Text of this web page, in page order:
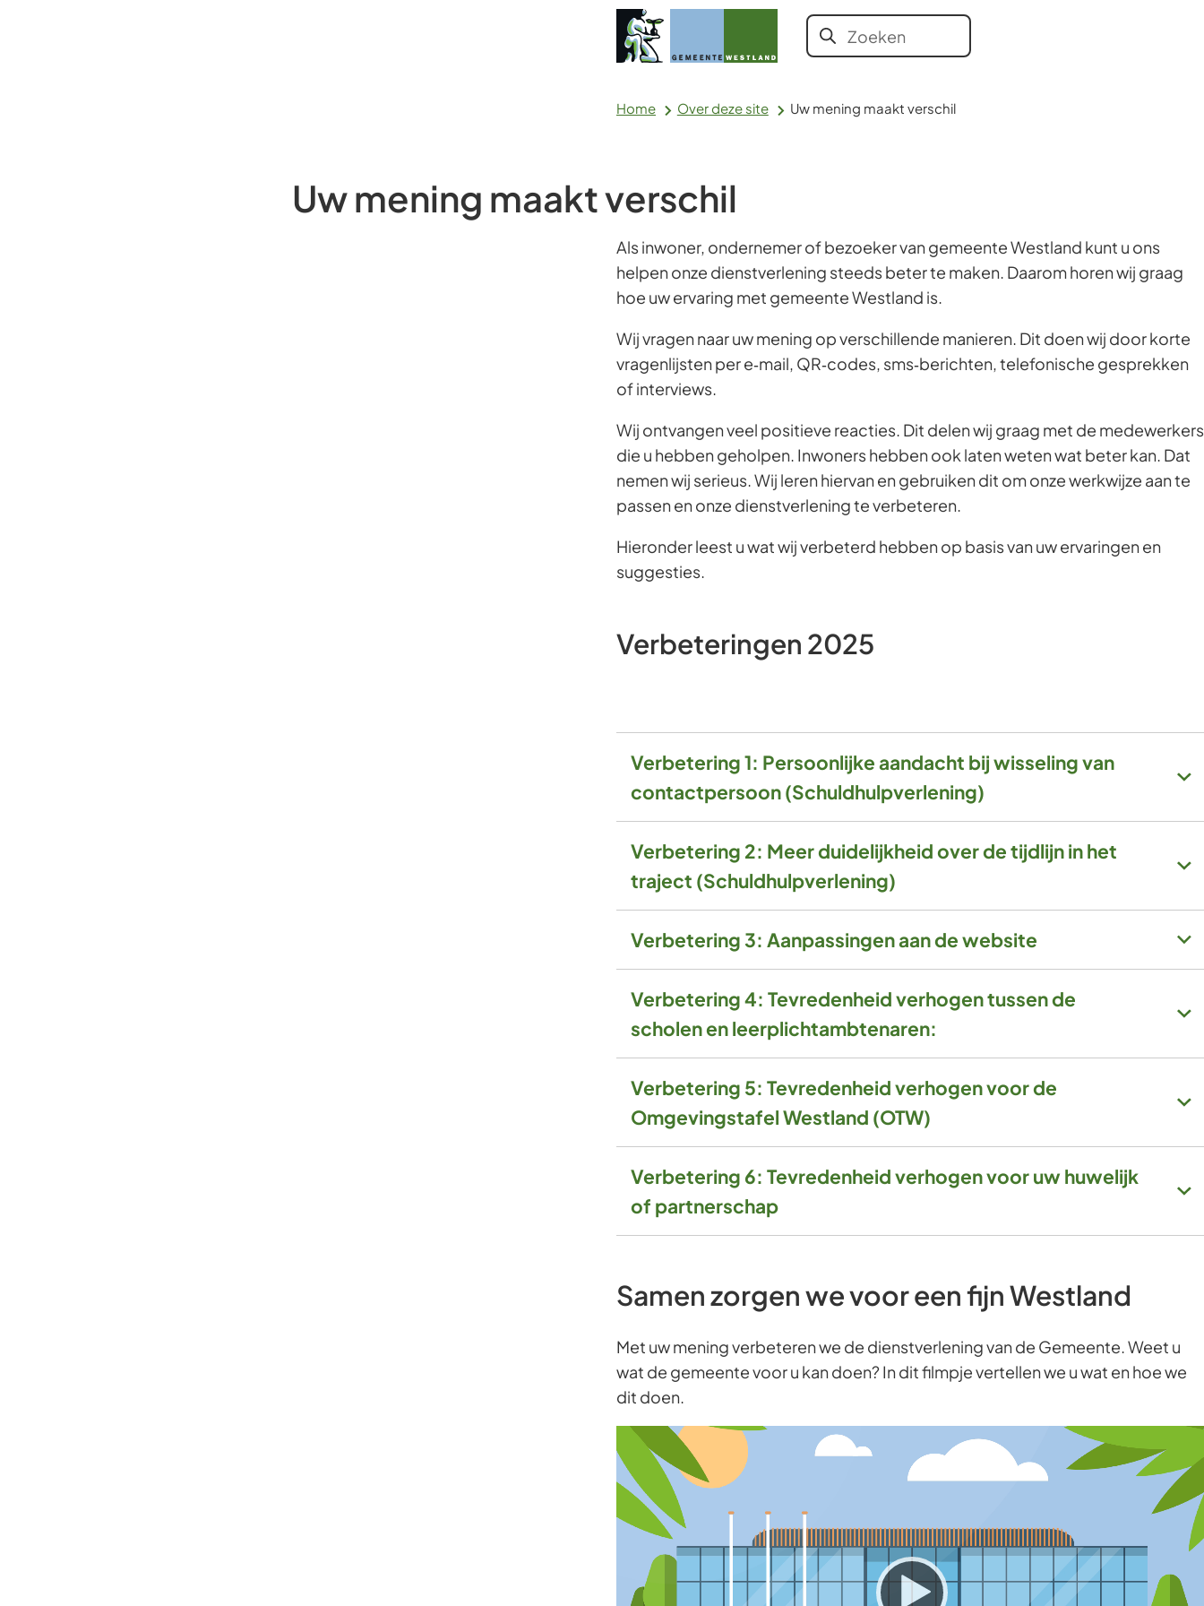
Aanvragen
en regelen
Bestuur en
Zoeken
Wanneer
door
pijl
omhoog
omlaag
te
Gebruik
de
enter-
toets
een
Home Over deze site Uw mening maakt verschil
Uw mening maakt verschil
Als inwoner, ondernemer of bezoeker van gemeente Westland kunt u ons
helpen onze dienstverlening steeds beter te maken. Daarom horen wij graag
hoe uw ervaring met gemeente Westland is.
Wij vragen naar uw mening op verschillende manieren. Dit doen wij door korte
vragenlijsten per e‑mail, QR‑codes, sms‑berichten, telefonische gesprekken
of interviews.
Wij ontvangen veel positieve reacties. Dit delen wij graag met de medewerkers
die u hebben geholpen. Inwoners hebben ook laten weten wat beter kan. Dat
nemen wij serieus. Wij leren hiervan en gebruiken dit om onze werkwijze aan te
passen en onze dienstverlening te verbeteren.
Hieronder leest u wat wij verbeterd hebben op basis van uw ervaringen en
suggesties.
Verbeteringen 2025
Verbetering 1: Persoonlijke aandacht bij wisseling van
contactpersoon (Schuldhulpverlening)
Verbetering 2: Meer duidelijkheid over de tijdlijn in het
traject (Schuldhulpverlening)
Verbetering 3: Aanpassingen aan de website
Verbetering 4: Tevredenheid verhogen tussen de
scholen en leerplichtambtenaren:
Verbetering 5: Tevredenheid verhogen voor de
Omgevingstafel Westland (OTW)
Verbetering 6: Tevredenheid verhogen voor uw huwelijk
of partnerschap
Samen zorgen we voor een fijn Westland
Met uw mening verbeteren we de dienstverlening van de Gemeente. Weet u
wat de gemeente voor u kan doen? In dit filmpje vertellen we u wat en hoe we
dit doen.
Videospeler